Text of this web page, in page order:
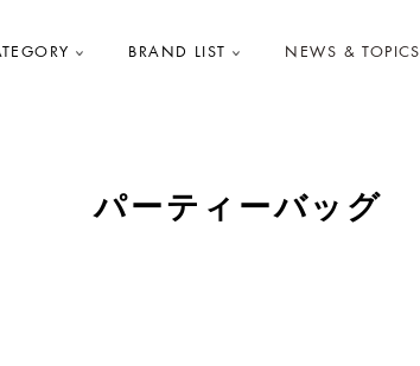
BRAND LIST NEWS & TOPICS
パーティーバッグ